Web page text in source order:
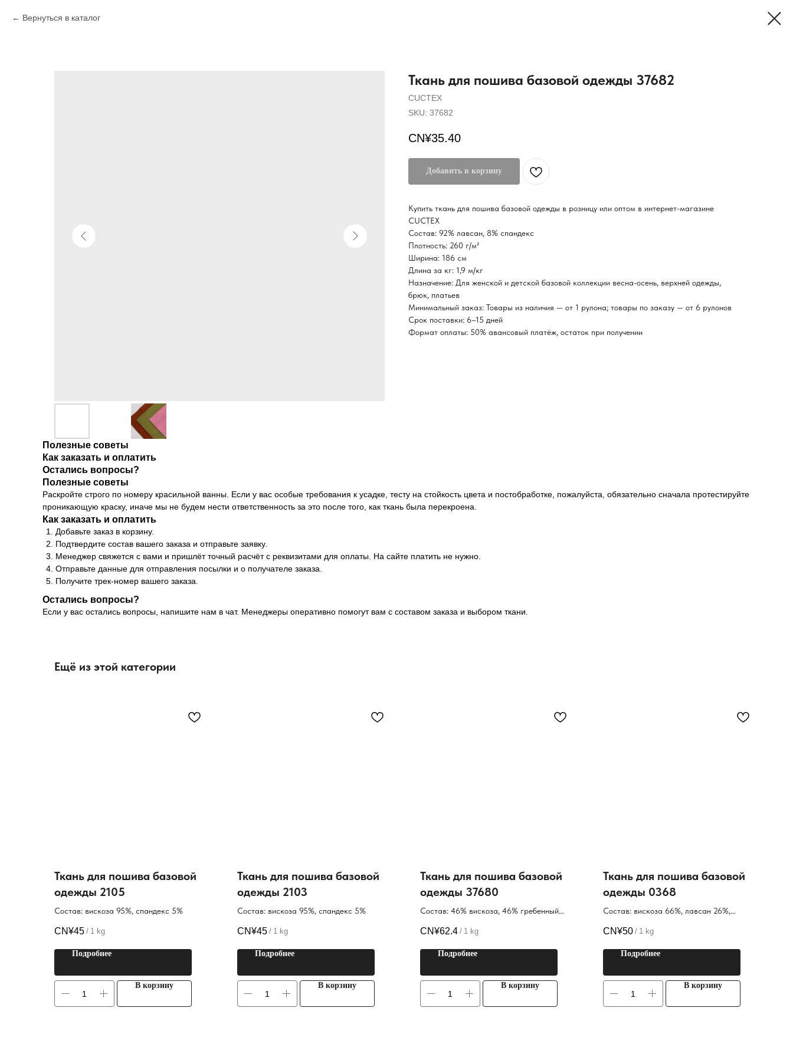
Вернуться в каталог
Ткань для пошива базовой одежды 37682
CUCTEX
SKU: 37682
CN¥35.40
Добавить в корзину
Купить ткань для пошива базовой одежды в розницу или оптом в интернет-магазине
CUCTEX
Состав: 92% лавсан, 8% спандекс
Плотность: 260 г/м²
Ширина: 186 см
Длина за кг: 1,9 м/кг
Назначение: Для женской и детской базовой коллекции весна-осень, верхней одежды,
брюк, платьев
Минимальный заказ: Товары из наличия — от 1 рулона; товары по заказу — от 6 рулонов
Срок поставки: 6–15 дней
Формат оплаты: 50% авансовый платёж, остаток при получении
Полезные советы
Как заказать и оплатить
Остались вопросы?
Полезные советы
Раскройте строго по номеру красильной ванны. Если у вас особые требования к усадке, тесту на стойкость цвета и постобработке, пожалуйста, обязательно сначала протестируйте
проникающую краску, иначе мы не будем нести ответственность за это после того, как ткань была перекроена.
Как заказать и оплатить
Добавьте заказ в корзину.
Подтвердите состав вашего заказа и отправьте заявку.
Менеджер свяжется с вами и пришлёт точный расчёт с реквизитами для оплаты. На сайте платить не нужно.
Отправьте данные для отправления посылки и о получателе заказа.
Получите трек-номер вашего заказа.
Остались вопросы?
Если у вас остались вопросы, напишите нам в чат. Менеджеры оперативно помогут вам с составом заказа и выбором ткани.
Ещё из этой категории
Ткань для пошива базовой
одежды 2105
Состав: вискоза 95%, спандекс 5%
CN¥45 / 1 kg
Подробнее
В корзину
Ткань для пошива базовой
одежды 2103
Состав: вискоза 95%, спандекс 5%
CN¥45 / 1 kg
Подробнее
В корзину
Ткань для пошива базовой
одежды 37680
Состав: 46% вискоза, 46% гребенный
CN¥62.4 / 1 kg
Подробнее
В корзину
Ткань для пошива базовой
одежды 0368
Состав: вискоза 66%, лавсан 26%,
CN¥50 / 1 kg
Подробнее
В корзину